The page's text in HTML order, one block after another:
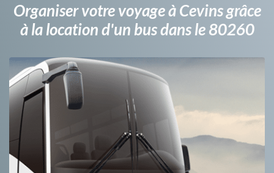
Organiser votre voyage à Cevins grâce
à la location d'un bus dans le 80260